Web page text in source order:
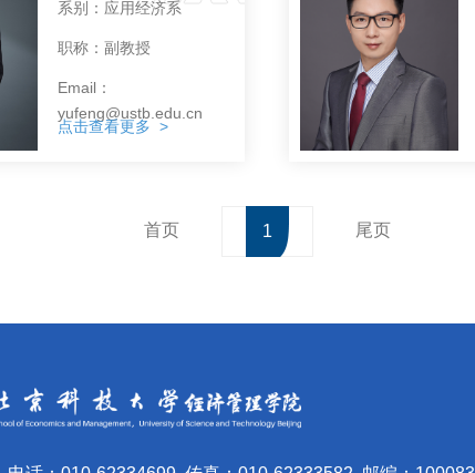
系别：应用经济系
职称：副教授
Email：
yufeng@ustb.edu.cn
点击查看更多 >
首页 1 尾页